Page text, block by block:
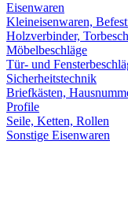
Eisenwaren
Kleineisenwaren,
Holzverbinder,
Möbelbeschläge
Tür- und
Sicherheitstechnik
Briefkästen,
Profile
Seile, Ketten, Rollen
Sonstige Eisenwaren